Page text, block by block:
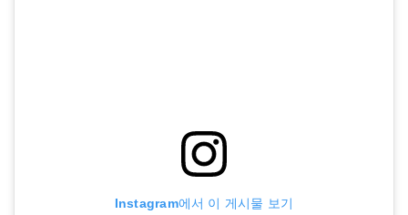
Instagram에서 이 게시물 보기